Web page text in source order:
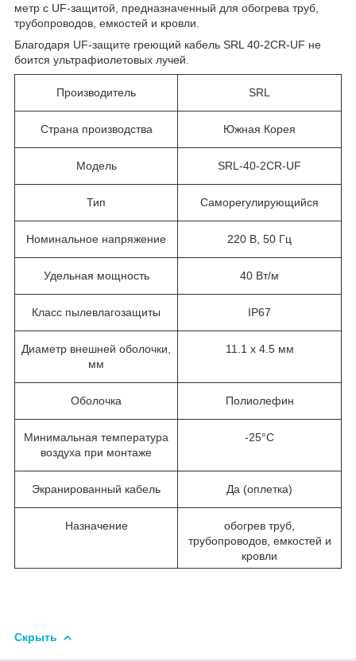
метр с UF-защитой, предназначенный для обогрева труб,
трубопроводов, емкостей и кровли.
Благодаря UF-защите греющий кабель SRL 40-2CR-UF не
боится ультрафиолетовых лучей.
Производитель SRL
Страна производства Южная Корея
Модель SRL-40-2CR-UF
Тип Саморегулирующийся
Номинальное напряжение 220 В, 50 Гц
Удельная мощность 40 Вт/м
Класс пылевлагозащиты IP67
Диаметр внешней оболочки,
мм
11.1 х 4.5 мм
Оболочка Полиолефин
Минимальная температура
воздуха при монтаже
-25°С
Экранированный кабель Да (оплетка)
Назначение
обогрев труб,
трубопроводов, емкостей и
кровли
Скрыть